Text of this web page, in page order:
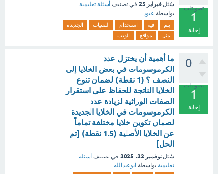
تصويتات
1
إجابة
سُئل فبراير 25 في تصنيف أسئلة تعليمية
بواسطة عبود
يتم فية استخدام التقنيات
الجديدة
مثل
مواقع الويب
0
تصويتات
1
إجابة
ما أهمية أن يختزل عدد
الكرموسومات في بعض الخلايا إلى
النصف ؟ (1 نقطة) لضمان تنوع
الخلايا الناتجة للحفاظ على استقرار
الصفات الوراثية لزيادة عدد
الكرموسومات في الخلايا الجديدة
لضمان تكوين خلايا مختلفة تماماً
عن الخلايا الأصلية (1.5 نقطة) [تم
الحل]
سُئل نوفمبر 22، 2025 في تصنيف أسئلة
تعليمية بواسطة ابوعبدالله